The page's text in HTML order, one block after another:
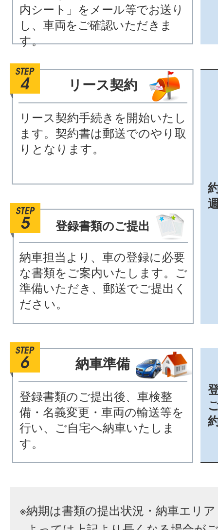
内シート」をメール等でお送り
し、車両をご確認いただきま
す。
リース契約
リース契約手続きを開始いたし
ます。契約書は郵送でのやり取
りとなります。
登録書類のご提出
納車担当より、車の登録に必要
な書類をご案内いたします。ご
準備いただき、郵送でご提出く
ださい。
納車準備
登録書類のご提出後、車検整
備・名義変更・車両の輸送等を
行い、ご自宅へ納車いたしま
す。
※納期は書類の提出状況・納車エリ